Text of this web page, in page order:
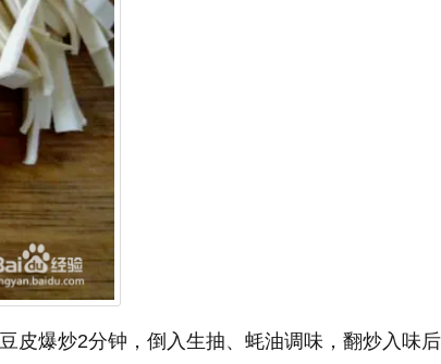
皮爆炒2分钟，倒入生抽、蚝油调味，翻炒入味